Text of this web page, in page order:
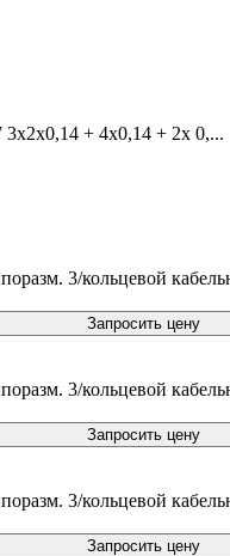
3x2x0,14 + 4x0,14 + 2x 0,...
3/кольцевой
Запросить цену
3/кольцевой
Запросить цену
3/кольцевой
Запросить цену